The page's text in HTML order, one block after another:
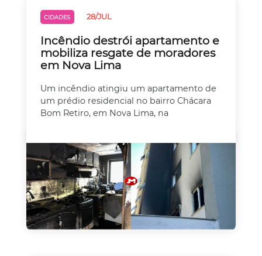
CIDADES 28/JUL
Incêndio destrói apartamento e
mobiliza resgate de moradores
em Nova Lima
Um incêndio atingiu um apartamento de
um prédio residencial no bairro Chácara
Bom Retiro, em Nova Lima, na